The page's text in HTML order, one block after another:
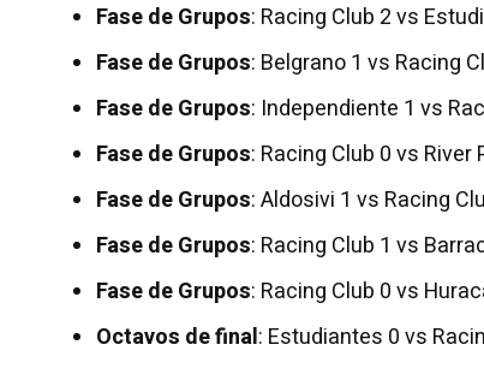
Fase de Grupos: Racing Club 2 vs
Fase de Grupos: Belgrano 1 vs Racing
Fase de Grupos: Independiente 1 vs
Fase de Grupos: Racing Club 0 vs River
Fase de Grupos: Aldosivi 1 vs Racing
Fase de Grupos: Racing Club 1 vs
Fase de Grupos: Racing Club 0 vs
Octavos de final: Estudiantes 0 vs